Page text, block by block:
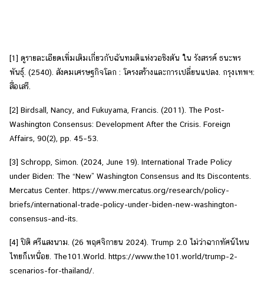
[1] ดูรายละเอียดเพิ่มเติมเกี่ยวกับฉันทมติแห่งวอชิงตัน ใน รังสรรค์ ธนะพร
พันธุ์. (2540). สังคมเศรษฐกิจโลก : โครงสร้างและการเปลี่ยนแปลง. กรุงเทพฯ:
สื่อเสรี.
[2] Birdsall, Nancy, and Fukuyama, Francis. (2011). The Post-
Washington Consensus: Development After the Crisis. Foreign
Affairs, 90(2), pp. 45–53.
[3] Schropp, Simon. (2024, June 19). International Trade Policy
under Biden: The “New” Washington Consensus and Its Discontents.
Mercatus Center. https://www.mercatus.org/research/policy-
briefs/international-trade-policy-under-biden-new-washington-
consensus-and-its.
[4] ปิติ ศรีแสงนาม. (26 พฤศจิกายน 2024). Trump 2.0 ไม่ว่าฉากทัศน์ไหน
ไทยก็เหนื่อย. The101.World. https://www.the101.world/trump-2-
scenarios-for-thailand/.